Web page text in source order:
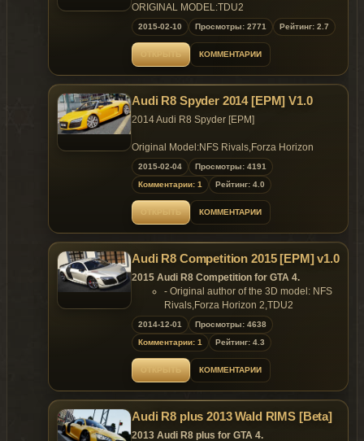
ORIGINAL MODEL:TDU2
AUTHORS:
CONVERTED TO GTA4: kapilb
===================================
FEATURES:
*HD exterior
*HD wheels
*Proper dirt mapping
Replaces: any two door
2015-02-10 Просмотры: 2771 Рейтинг: 2.7
КОММЕНТАРИИ
Audi R8 Spyder 2014 [EPM] V1.0
2014 Audi R8 Spyder [EPM]
Original Model:NFS Rivals,Forza Horizon
2,TDU2,RealRacing 3
Convert & Edited:AIGE
Screenshot：Vsoreny
Data：Peerless,G
Test:Big Bear,RE,Vsoreny,Peerless,69
MOD Feature:
---EPM Spoiler
---HQ Overall detail.
---Random Plate
---Random Roof
Color：
---Color1:Body
File Size：
---Wtd:2.57 MB
---Readme.txt:1.35 KB.
2015-02-04
Просмотры: 4191
Комментарии: 1
Рейтинг: 4.0
КОММЕНТАРИИ
Audi R8 Competition 2015 [EPM] v1.0
2015 Audi R8 Competition for GTA 4.
- Original author of the 3D model: NFS
Rivals,Forza Horizon 2,TDU2
- Convert & edited: AIGE
- Screenshot: Vsoreny
- Data: Peerless
-
Features:
- Model support all features of the
game;
2014-12-01
Просмотры: 4638
Комментарии: 1
Рейтинг: 4.3
КОММЕНТАРИИ
Audi R8 plus 2013 Wald RIMS [Beta]
2013 Audi R8 plus for GTA 4.